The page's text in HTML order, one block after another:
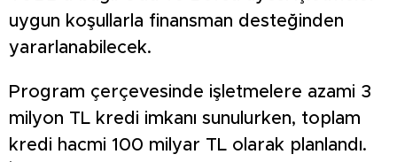
uygun koşullarla finansman desteğinden
yararlanabilecek.
Program çerçevesinde işletmelere azami 3
milyon TL kredi imkanı sunulurken, toplam
kredi hacmi 100 milyar TL olarak planlandı.